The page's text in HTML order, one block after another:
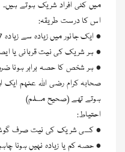
میں کئی افراد شریک ہوتے ہیں۔
اس کا درست طریقہ:
• ایک جانور میں زیادہ سے زیادہ 7 افراد شریک ہو سکتے ہیں
• ہر شریک کی نیت قربانی یا
• ہر شخص کا حصہ برابر ہونا
صحابہ کرام رضی اللہ عنہم
ہوتے تھے (صحیح مسلم)
احتیاط:
• کسی شریک کی نیت صرف
• حصہ کم یا زیادہ نہیں ہونا